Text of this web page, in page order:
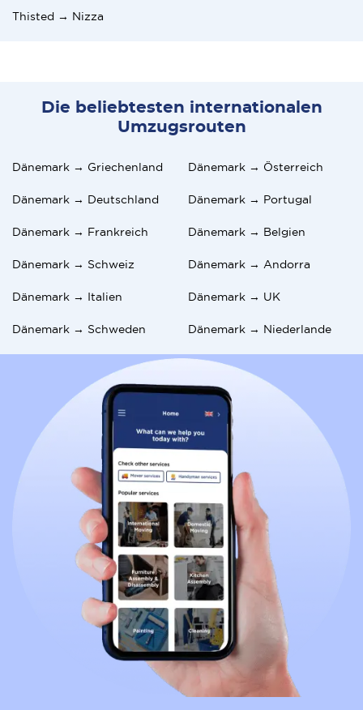
Thisted → Nizza
Die beliebtesten internationalen
Umzugsrouten
Dänemark → Griechenland Dänemark → Österreich
Dänemark → Deutschland Dänemark → Portugal
Dänemark → Frankreich Dänemark → Belgien
Dänemark → Schweiz Dänemark → Andorra
Dänemark → Italien Dänemark → UK
Dänemark → Schweden Dänemark → Niederlande